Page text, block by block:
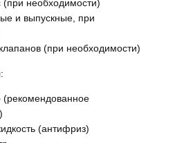
необходимости)
и выпускные, при
(при необходимости)
(антифриз)